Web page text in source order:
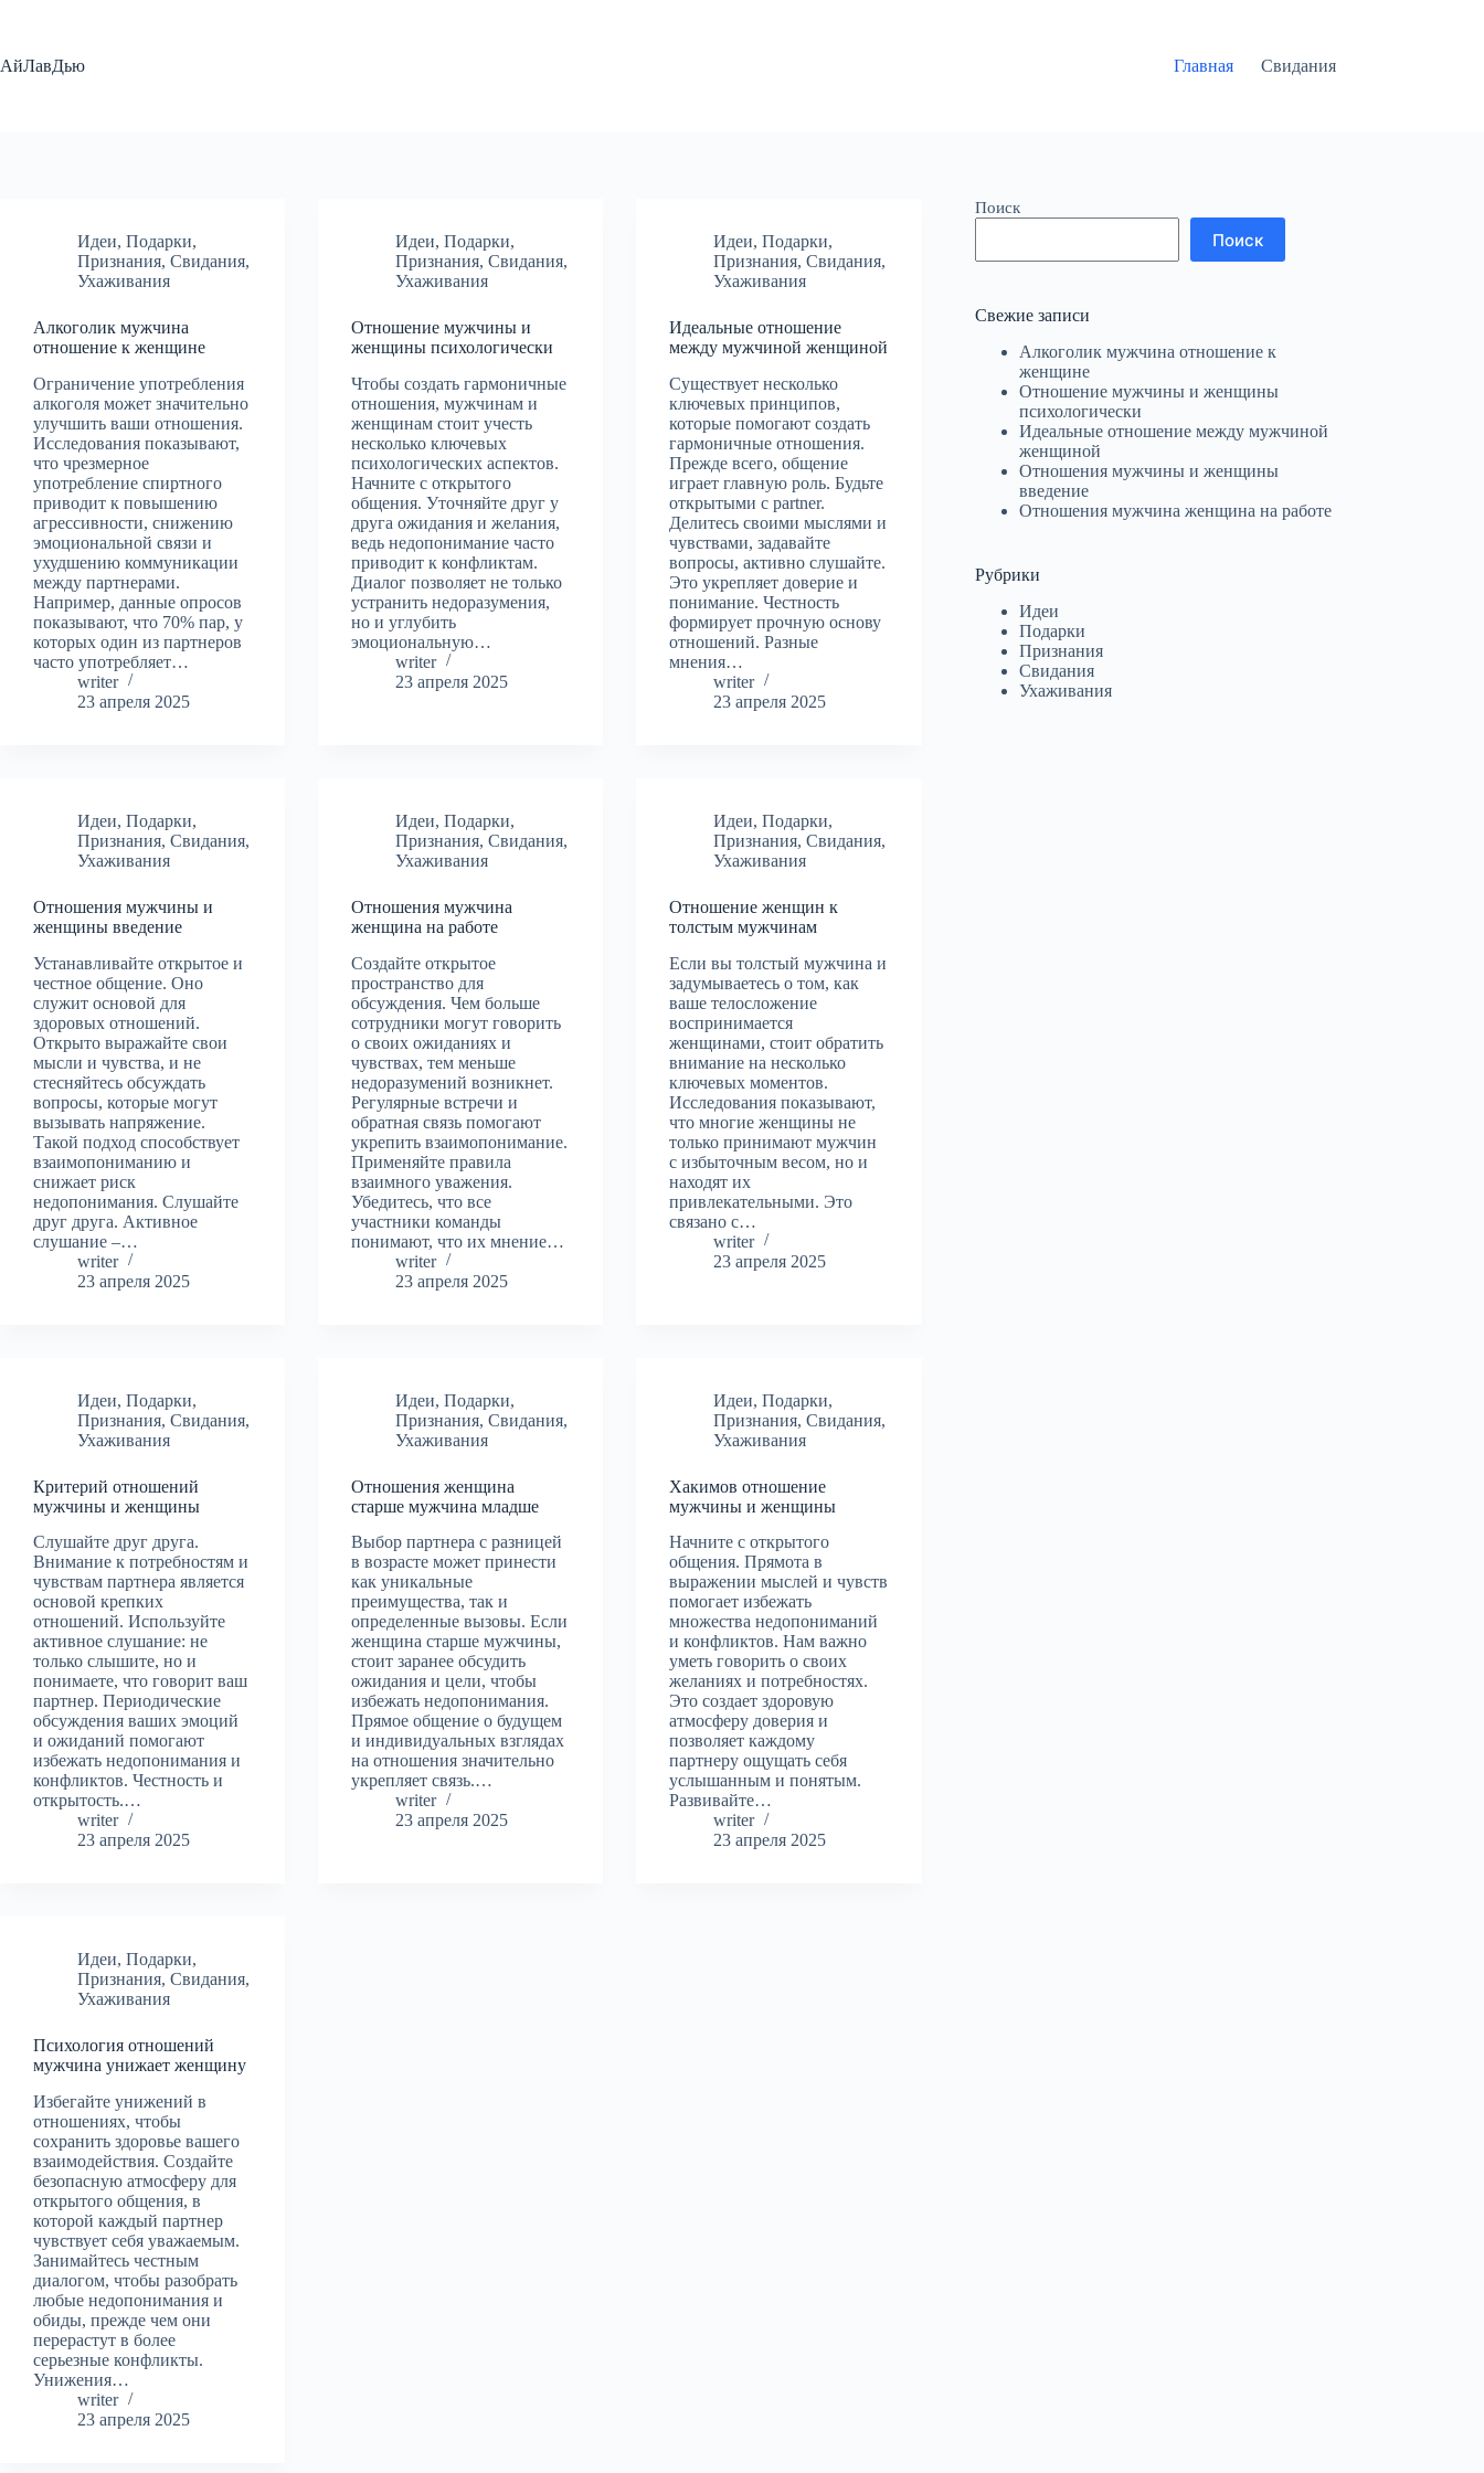
АйЛавДью
Главная Свидания
Идеи, Подарки,
Признания, Свидания,
Ухаживания
Алкоголик мужчина
отношение к женщине
Ограничение употребления
алкоголя может значительно
улучшить ваши отношения.
Исследования показывают,
что чрезмерное
употребление спиртного
приводит к повышению
агрессивности, снижению
эмоциональной связи и
ухудшению коммуникации
между партнерами.
Например, данные опросов
показывают, что 70% пар, у
которых один из партнеров
часто употребляет…
writer
23 апреля 2025
Идеи,Подарки,
Признания,Свидания,
Ухаживания
Отношение мужчины и
женщины психологически
Чтобы создать гармоничные
отношения, мужчинам и
женщинам стоит учесть
несколько ключевых
психологических аспектов.
Начните с открытого
общения. Уточняйте друг у
друга ожидания и желания,
ведь недопонимание часто
приводит к конфликтам.
Диалог позволяет не только
устранить недоразумения,
но и углубить
эмоциональную…
writer
23 апреля 2025
Идеи,Подарки,
Признания,Свидания,
Ухаживания
Идеальные отношение
между мужчиной женщиной
Существует несколько
ключевых принципов,
которые помогают создать
гармоничные отношения.
Прежде всего, общение
играет главную роль. Будьте
открытыми с partner.
Делитесь своими мыслями и
чувствами, задавайте
вопросы, активно слушайте.
Это укрепляет доверие и
понимание. Честность
формирует прочную основу
отношений. Разные
мнения…
writer
23 апреля 2025
Идеи, Подарки,
Признания, Свидания,
Ухаживания
Отношения мужчины и
женщины введение
Устанавливайте открытое и
честное общение. Оно
служит основой для
здоровых отношений.
Открыто выражайте свои
мысли и чувства, и не
стесняйтесь обсуждать
вопросы, которые могут
вызывать напряжение.
Такой подход способствует
взаимопониманию и
снижает риск
недопонимания. Слушайте
друг друга. Активное
слушание –…
writer
23 апреля 2025
Идеи,Подарки,
Признания,Свидания,
Ухаживания
Отношения мужчина
женщина на работе
Создайте открытое
пространство для
обсуждения. Чем больше
сотрудники могут говорить
о своих ожиданиях и
чувствах, тем меньше
недоразумений возникнет.
Регулярные встречи и
обратная связь помогают
укрепить взаимопонимание.
Применяйте правила
взаимного уважения.
Убедитесь, что все
участники команды
понимают, что их мнение…
writer
23 апреля 2025
Идеи,Подарки,
Признания,Свидания,
Ухаживания
Отношение женщин к
толстым мужчинам
Если вы толстый мужчина и
задумываетесь о том, как
ваше телосложение
воспринимается
женщинами, стоит обратить
внимание на несколько
ключевых моментов.
Исследования показывают,
что многие женщины не
только принимают мужчин
с избыточным весом, но и
находят их
привлекательными. Это
связано с…
writer
23 апреля 2025
Идеи, Подарки,
Признания, Свидания,
Ухаживания
Критерий отношений
мужчины и женщины
Слушайте друг друга.
Внимание к потребностям и
чувствам партнера является
основой крепких
отношений. Используйте
активное слушание: не
только слышите, но и
понимаете, что говорит ваш
партнер. Периодические
обсуждения ваших эмоций
и ожиданий помогают
избежать недопонимания и
конфликтов. Честность и
открытость.…
writer
23 апреля 2025
Идеи,Подарки,
Признания,Свидания,
Ухаживания
Отношения женщина
старше мужчина младше
Выбор партнера с разницей
в возрасте может принести
как уникальные
преимущества, так и
определенные вызовы. Если
женщина старше мужчины,
стоит заранее обсудить
ожидания и цели, чтобы
избежать недопонимания.
Прямое общение о будущем
и индивидуальных взглядах
на отношения значительно
укрепляет связь.…
writer
23 апреля 2025
Идеи,Подарки,
Признания,Свидания,
Ухаживания
Хакимов отношение
мужчины и женщины
Начните с открытого
общения. Прямота в
выражении мыслей и чувств
помогает избежать
множества недопониманий
и конфликтов. Нам важно
уметь говорить о своих
желаниях и потребностях.
Это создает здоровую
атмосферу доверия и
позволяет каждому
партнеру ощущать себя
услышанным и понятым.
Развивайте…
writer
23 апреля 2025
Идеи, Подарки,
Признания, Свидания,
Ухаживания
Психология отношений
мужчина унижает женщину
Избегайте унижений в
отношениях, чтобы
сохранить здоровье вашего
взаимодействия. Создайте
безопасную атмосферу для
открытого общения, в
которой каждый партнер
чувствует себя уважаемым.
Занимайтесь честным
диалогом, чтобы разобрать
любые недопонимания и
обиды, прежде чем они
перерастут в более
серьезные конфликты.
Унижения…
writer
23 апреля 2025
Поиск
Поиск
Свежие записи
Алкоголик мужчина отношение к
женщине
Отношение мужчины и женщины
психологически
Идеальные отношение между мужчиной
женщиной
Отношения мужчины и женщины
введение
Отношения мужчина женщина на работе
Рубрики
Идеи
Подарки
Признания
Свидания
Ухаживания